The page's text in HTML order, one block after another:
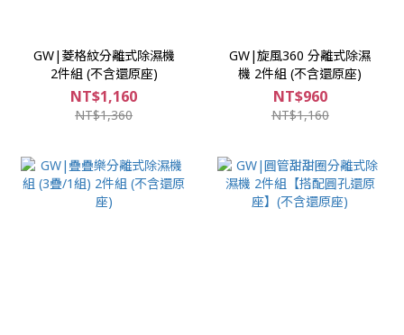
GW|菱格紋分離式除濕機
2件組 (不含還原座)
NT$1,160
NT$1,360
GW|旋風360 分離式除濕
機 2件組 (不含還原座)
NT$960
NT$1,160